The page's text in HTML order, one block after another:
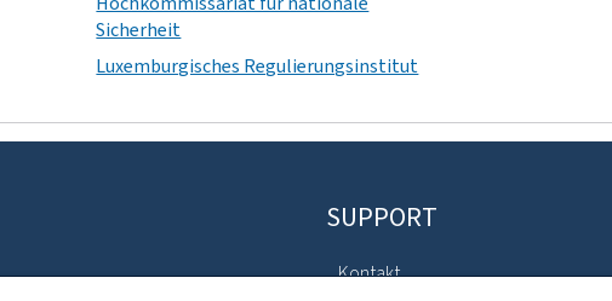
Sicherheit
Luxemburgisches Regulierungsinstitut
SUPPORT
Kontakt